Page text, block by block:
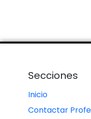
Secciones
Inicio
Contactar